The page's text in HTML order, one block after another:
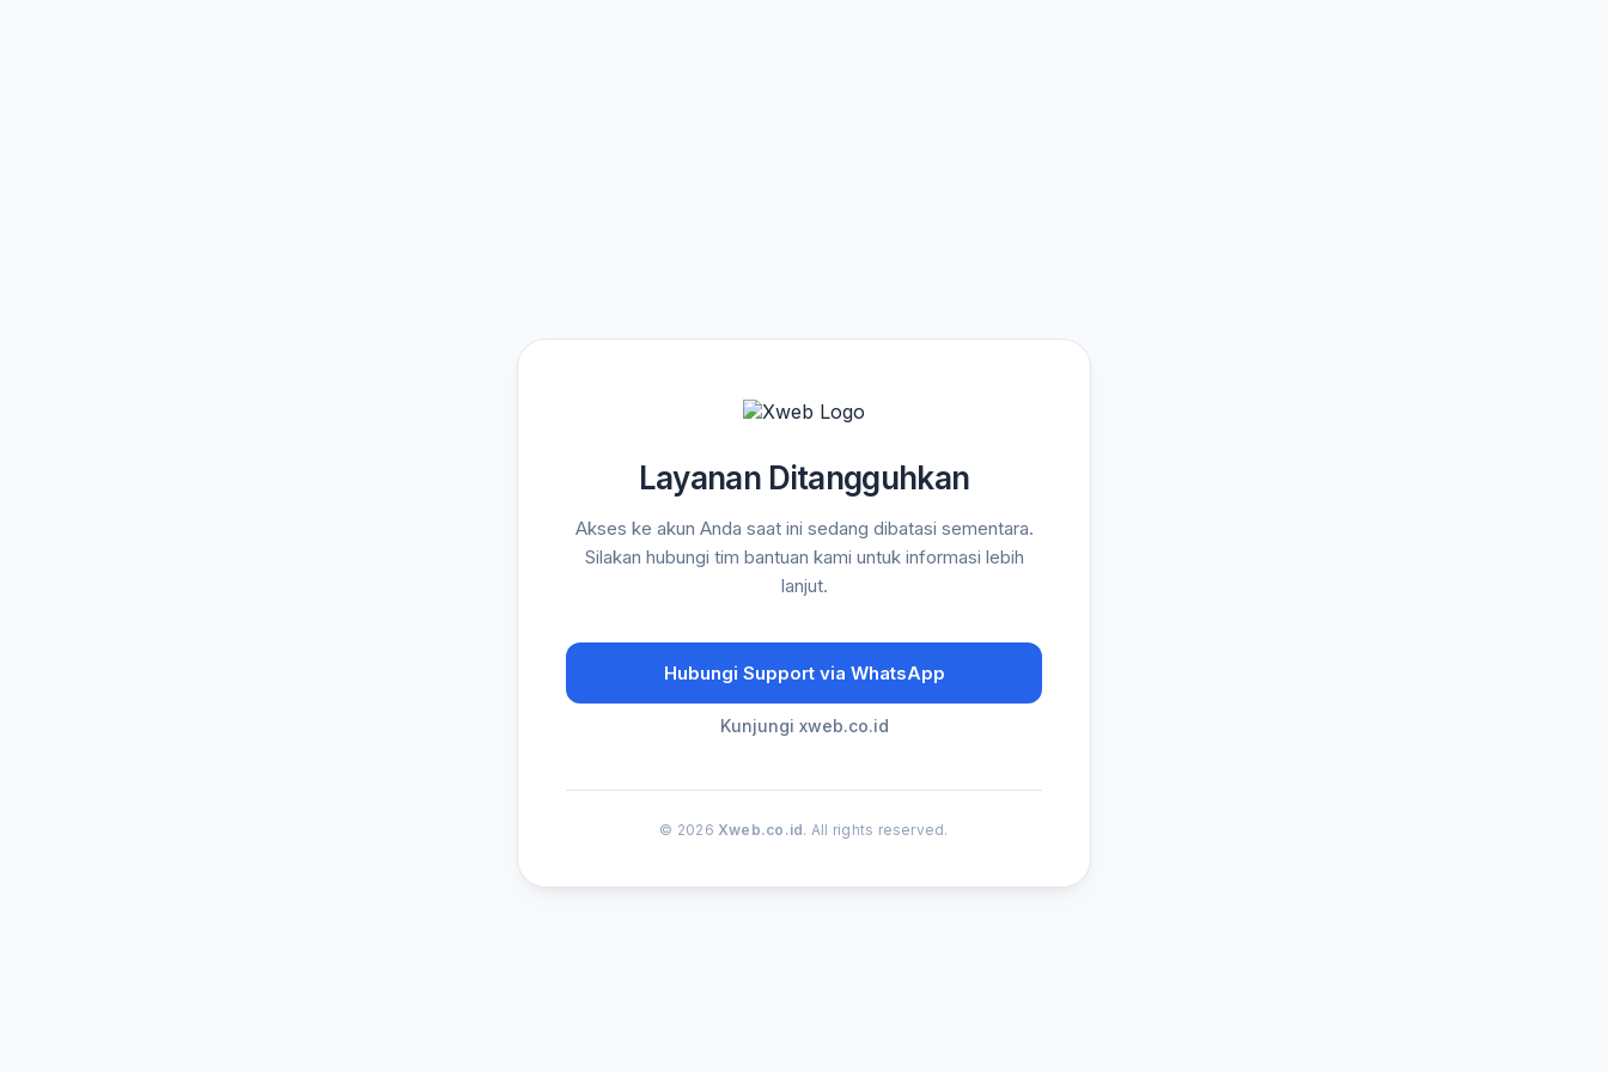
Layanan Ditangguhkan
Akses ke akun Anda saat ini sedang dibatasi sementara.
Silakan hubungi tim bantuan kami untuk informasi lebih
lanjut.
Hubungi Support via WhatsApp
Kunjungi xweb.co.id
© 2026 Xweb.co.id. All rights reserved.